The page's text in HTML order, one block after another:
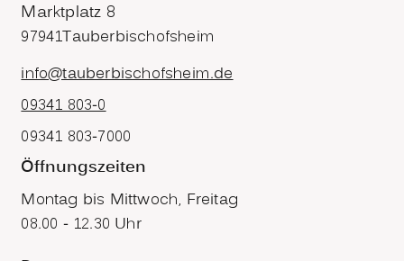
Marktplatz 8
97941Tauberbischofsheim
info@tauberbischofsheim.de
09341 803-0
09341 803-7000
Öffnungszeiten
Montag bis Mittwoch, Freitag
08.00 - 12.30 Uhr